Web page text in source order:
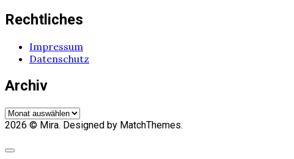
Rechtliches
Impressum
Datenschutz
Archiv
Archiv
2026 © Mira. Designed by MatchThemes.